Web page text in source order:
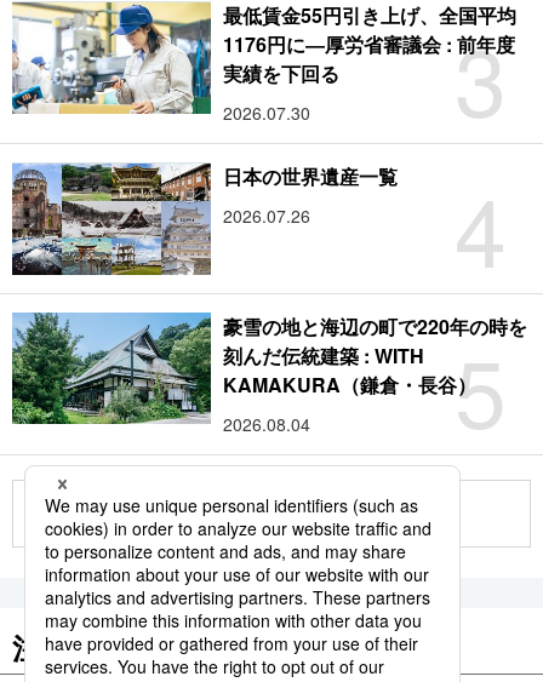
3
最低賃金55円引き上げ、全国平均
1176円に―厚労省審議会 : 前年度
実績を下回る
2026.07.30
4
日本の世界遺産一覧
2026.07.26
5
豪雪の地と海辺の町で220年の時を
刻んだ伝統建築 : WITH
KAMAKURA（鎌倉・長谷）
2026.08.04
もっと見る
注目のキーワード